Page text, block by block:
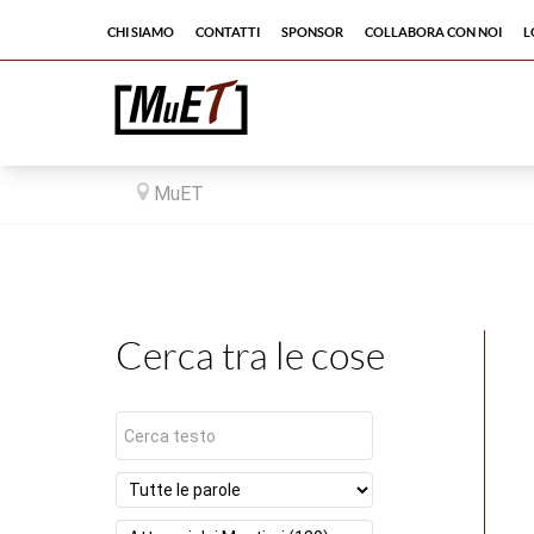
Chi siamo Contatti Sponsor Collabora con noi
MuET
Cerca tra le cose